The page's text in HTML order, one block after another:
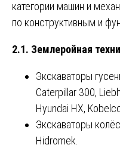
категории машин и
по конструктивным и
2.1. Землеройная
Экскаваторы
Caterpillar 300,
Hyundai HX,
Экскаваторы
Hidromek.